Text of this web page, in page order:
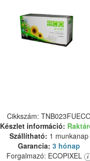
Cikkszám:
Készlet információ:
Szállítható: 1 munkanap
Garancia: 3 hónap
Forgalmazó: ECOPIXEL